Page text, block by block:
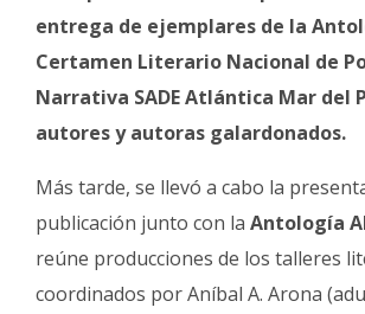
entrega de ejemplares de la
Certamen Literario Nacional de
Narrativa SADE Atlántica Mar del
autores y autoras galardonados.
Más tarde, se llevó a cabo la
publicación junto con la Antología
reúne producciones de los talleres
coordinados por Aníbal A. Arona